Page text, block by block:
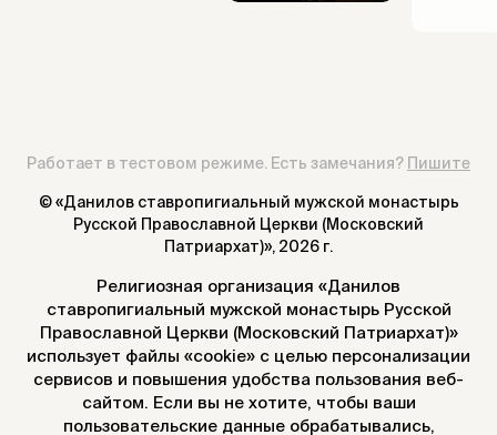
Работает в тестовом режиме. Есть замечания? Пишите
© «Данилов ставропигиальный мужской монастырь
Русской Православной Церкви (Московский
Патриархат)», 2026 г.
Религиозная организация «Данилов
ставропигиальный мужской монастырь Русской
Православной Церкви (Московский Патриархат)»
использует файлы «cookie» с целью персонализации
сервисов и повышения удобства пользования веб-
сайтом. Если вы не хотите, чтобы ваши
пользовательские данные обрабатывались,